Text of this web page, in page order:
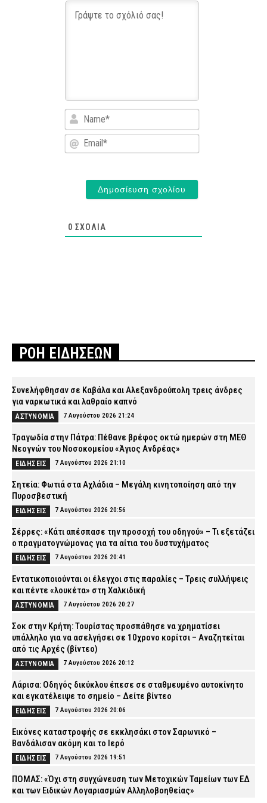
Name*
Email*
0 ΣΧΌΛΙΑ
ΡΟΗ ΕΙΔΗΣΕΩΝ
Συνελήφθησαν σε Καβάλα και Αλεξανδρούπολη τρεις άνδρες
για ναρκωτικά και λαθραίο καπνό
ΑΣΤΥΝΟΜΙΑ 7 Αυγούστου 2026 21:24
Τραγωδία στην Πάτρα: Πέθανε βρέφος οκτώ ημερών στη ΜΕΘ
Νεογνών του Νοσοκομείου «Άγιος Ανδρέας»
ΕΙΔΗΣΕΙΣ 7 Αυγούστου 2026 21:10
Σητεία: Φωτιά στα Αχλάδια – Μεγάλη κινητοποίηση από την
Πυροσβεστική
ΕΙΔΗΣΕΙΣ 7 Αυγούστου 2026 20:56
Σέρρες: «Κάτι απέσπασε την προσοχή του οδηγού» – Τι εξετάζει
ο πραγματογνώμονας για τα αίτια του δυστυχήματος
ΕΙΔΗΣΕΙΣ 7 Αυγούστου 2026 20:41
Εντατικοποιούνται οι έλεγχοι στις παραλίες – Τρεις συλλήψεις
και πέντε «λουκέτα» στη Χαλκιδική
ΑΣΤΥΝΟΜΙΑ 7 Αυγούστου 2026 20:27
Σοκ στην Κρήτη: Τουρίστας προσπάθησε να χρηματίσει
υπάλληλο για να ασελγήσει σε 10χρονο κορίτσι – Αναζητείται
από τις Αρχές (βίντεο)
ΑΣΤΥΝΟΜΙΑ 7 Αυγούστου 2026 20:12
Λάρισα: Οδηγός δικύκλου έπεσε σε σταθμευμένο αυτοκίνητο
και εγκατέλειψε το σημείο – Δείτε βίντεο
ΕΙΔΗΣΕΙΣ 7 Αυγούστου 2026 20:06
Εικόνες καταστροφής σε εκκλησάκι στον Σαρωνικό –
Βανδάλισαν ακόμη και το Ιερό
ΕΙΔΗΣΕΙΣ 7 Αυγούστου 2026 19:51
ΠΟΜΑΣ: «Όχι στη συγχώνευση των Μετοχικών Ταμείων των ΕΔ
και των Ειδικών Λογαριασμών Αλληλοβοηθείας»